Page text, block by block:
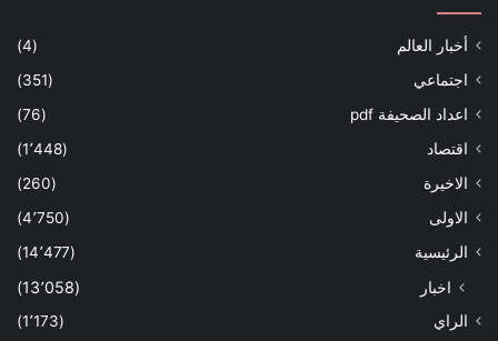
أخبار العالم
(4)
اجتماعي
(351)
اعداد الصحيفة pdf
(76)
اقتصاد
(1٬448)
الاخيرة
(260)
الاولى
(4٬750)
الرئيسية
(14٬477)
اخبار (13٬058)
الراي
(1٬173)